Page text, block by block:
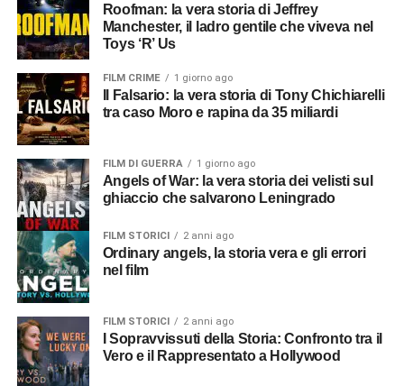
Roofman: la vera storia di Jeffrey
Manchester, il ladro gentile che viveva nel
Toys ‘R’ Us
FILM CRIME 1 giorno ago
tra caso Moro e rapina da 35 miliardi
FILM DI GUERRA 1 giorno ago
Angels of War: la vera storia dei velisti sul
ghiaccio che salvarono Leningrado
FILM STORICI 2 anni ago
Ordinary angels, la storia vera e gli errori
nel film
FILM STORICI 2 anni ago
Vero e il Rappresentato a Hollywood